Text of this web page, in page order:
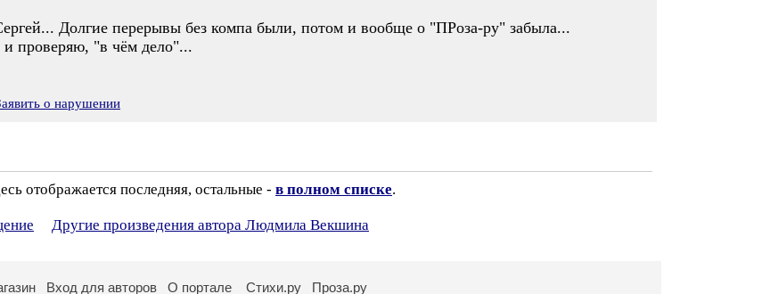
Долгие перерывы без компа были, потом и вообще о "ПРоза-ру" забыла...
и проверяю, "в чём дело"...
о нарушении
отображается последняя, остальные - в полном списке.
Другие произведения автора Людмила Векшина
Вход для авторов О портале Стихи.ру Проза.ру